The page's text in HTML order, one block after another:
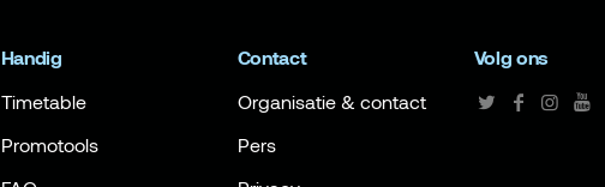
Handig
Timetable
Promotools
Contact
Organisatie & contact
Pers
Volg ons